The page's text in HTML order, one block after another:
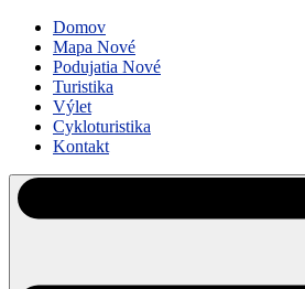
Domov
Mapa Nové
Podujatia Nové
Turistika
Výlet
Cykloturistika
Kontakt